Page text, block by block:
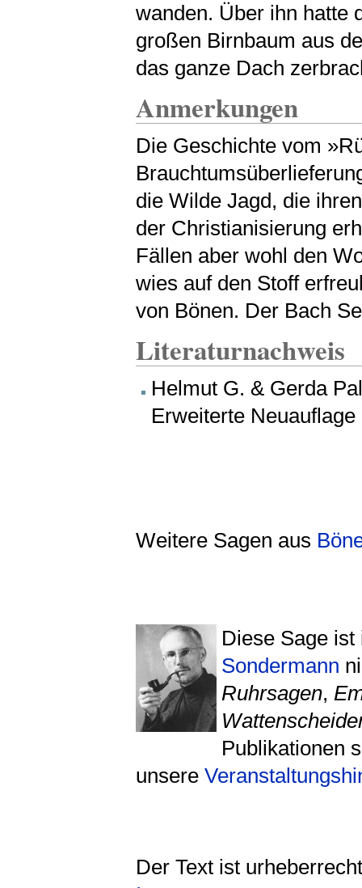
wanden. Über ihn hatte
großen Birnbaum aus
das ganze Dach
Anmerkungen
Die Geschichte vom
die Wilde Jagd, die
der Christianisierung
Fällen aber wohl den
wies auf den Stoff
von Bönen. Der Bach
Literaturnachweis
Helmut G. & Gerda
Erweiterte
Weitere Sagen aus
Diese Sage
Sondermann
Ruhrsagen,
Publikationen
unsere
Der Text ist